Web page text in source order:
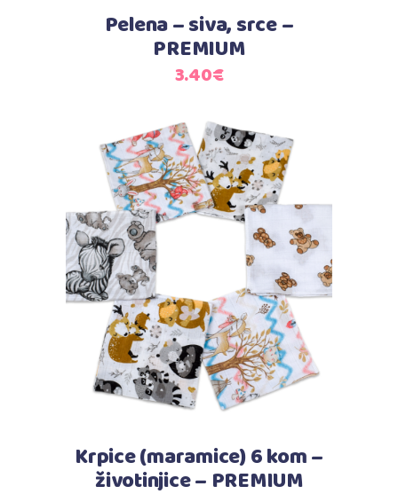
Pelena – siva, srce –
PREMIUM
3.40€
Dodaj u košaricu
Krpice (maramice) 6 kom –
životinjice – PREMIUM